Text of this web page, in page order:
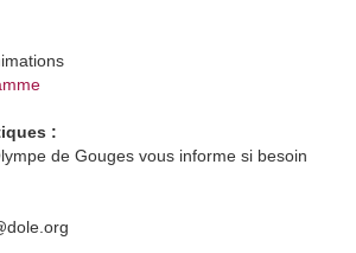
:
de Gouges vous informe si besoin